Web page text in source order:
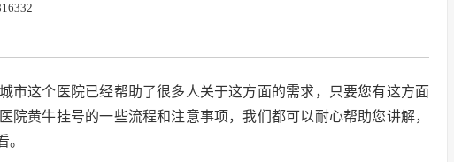
市这个医院已经帮助了很多人关于这方面的需求，只要您有这方面
院黄牛挂号的一些流程和注意事项，我们都可以耐心帮助您讲解，
。